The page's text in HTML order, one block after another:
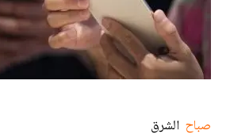
صباحالشرق